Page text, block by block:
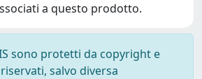
a questo prodotto.
sono protetti da copyright e
salvo diversa